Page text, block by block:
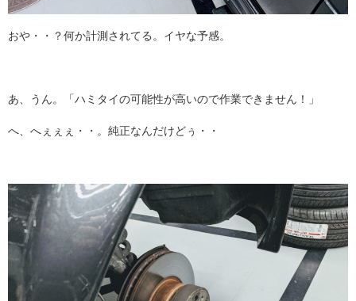
おや・・？何か計測されてる。イヤな予感。
あ、うん。「ハミタイの可能性が高いので作業できません！」
へ、へぇぇぇ・・。純正なんだけどぅ・・